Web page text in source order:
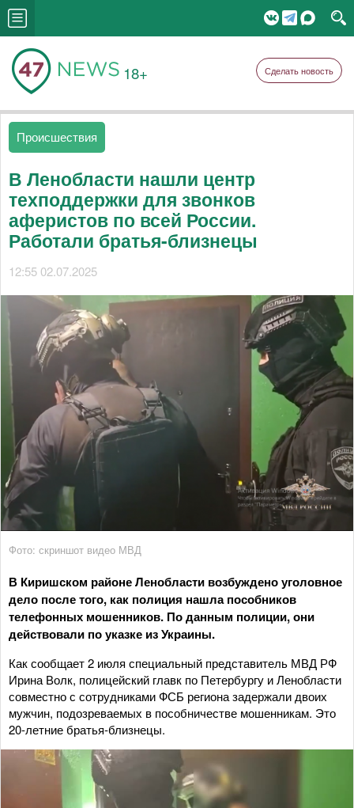
18+ Сделать новость
Происшествия
В Ленобласти нашли центр
техподдержки для звонков
аферистов по всей России.
Работали братья-близнецы
12:55 02.07.2025
Фото: скриншот видео МВД
В Киришском районе Ленобласти возбуждено уголовное
дело после того, как полиция нашла пособников
телефонных мошенников. По данным полиции, они
действовали по указке из Украины.
Как сообщает 2 июля специальный представитель МВД РФ
Ирина Волк, полицейский главк по Петербургу и Ленобласти
совместно с сотрудниками ФСБ региона задержали двоих
мужчин, подозреваемых в пособничестве мошенникам. Это
20-летние братья-близнецы.